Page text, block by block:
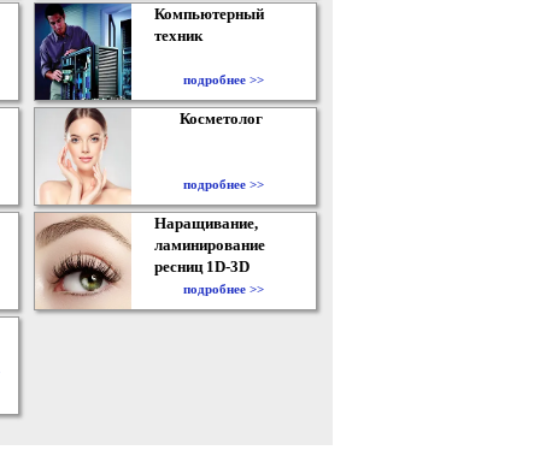
Компьютерный
техник
подробнее >>
Косметолог
подробнее >>
Наращивание,
ламинирование
ресниц 1D-3D
подробнее >>